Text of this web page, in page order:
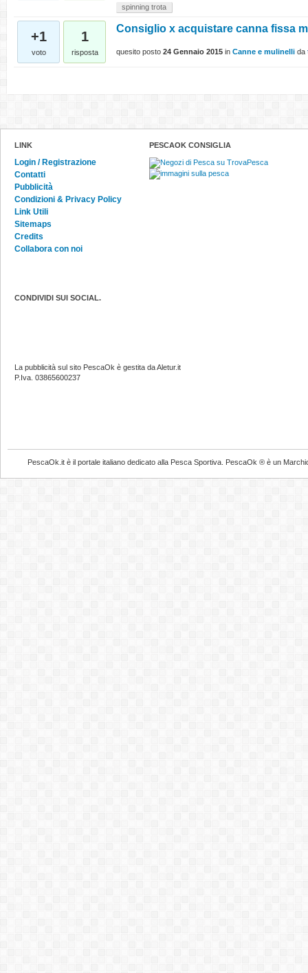
spinning trota
+1
voto
1
risposta
Consiglio x acquistare canna fissa
quesito posto 24 Gennaio 2015 in Canne e mulinelli da
LINK
Login / Registrazione
Contatti
Pubblicità
Condizioni & Privacy Policy
Link Utili
Sitemaps
Credits
Collabora con noi
PESCAOK CONSIGLIA
CONDIVIDI SUI SOCIAL.
La pubblicità sul sito PescaOk è gestita da Aletur.it
P.Iva. 03865600237
PescaOk.it è il portale italiano dedicato alla Pesca Sportiva. PescaOk ® è un